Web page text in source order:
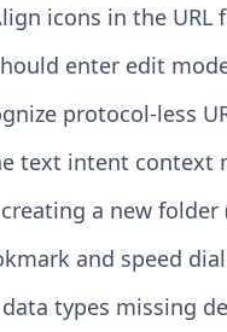
icons in the URL
enter edit
protocol-less
text intent context
a new folder
and speed
types missing